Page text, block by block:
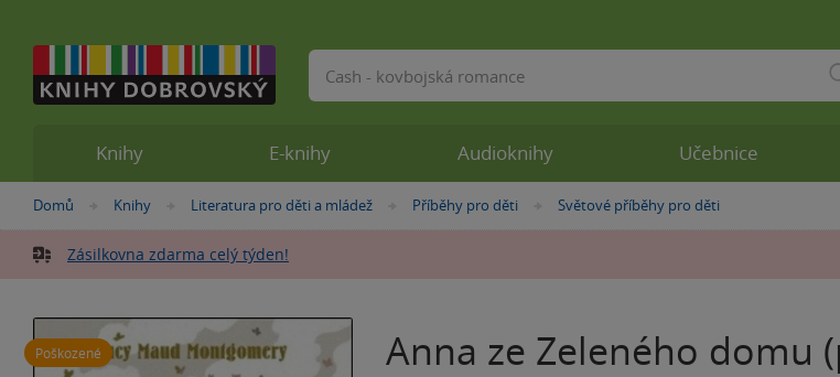
Nacházíte
zde:
Domů »
Knihy »
Literatura pro děti a mládež »Příběhy pro děti »
Světové příběhy pro děti
Zásilkovna zdarma celý týden!
Poškozené Anna ze Zeleného domu
Knihy E-knihy Audioknihy Učebnice
Vyhledávání